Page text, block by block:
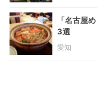
「名古屋
3選
愛知